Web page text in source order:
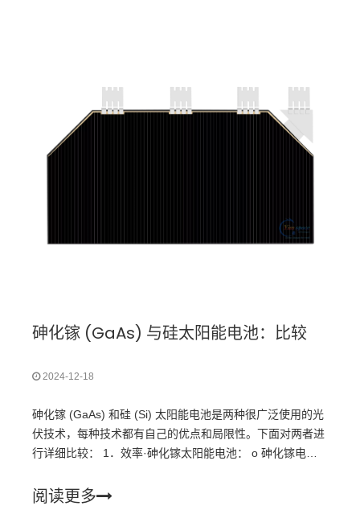
砷化镓 (GaAs) 与硅太阳能电池：比较
2024-12-18
砷化镓 (GaAs) 和硅 (Si) 太阳能电池是两种很广泛使用的光
伏技术，每种技术都有自己的优点和局限性。下面对两者进
行详细比较： 1．效率·砷化镓太阳能电池： o 砷化镓电池
阅读更多